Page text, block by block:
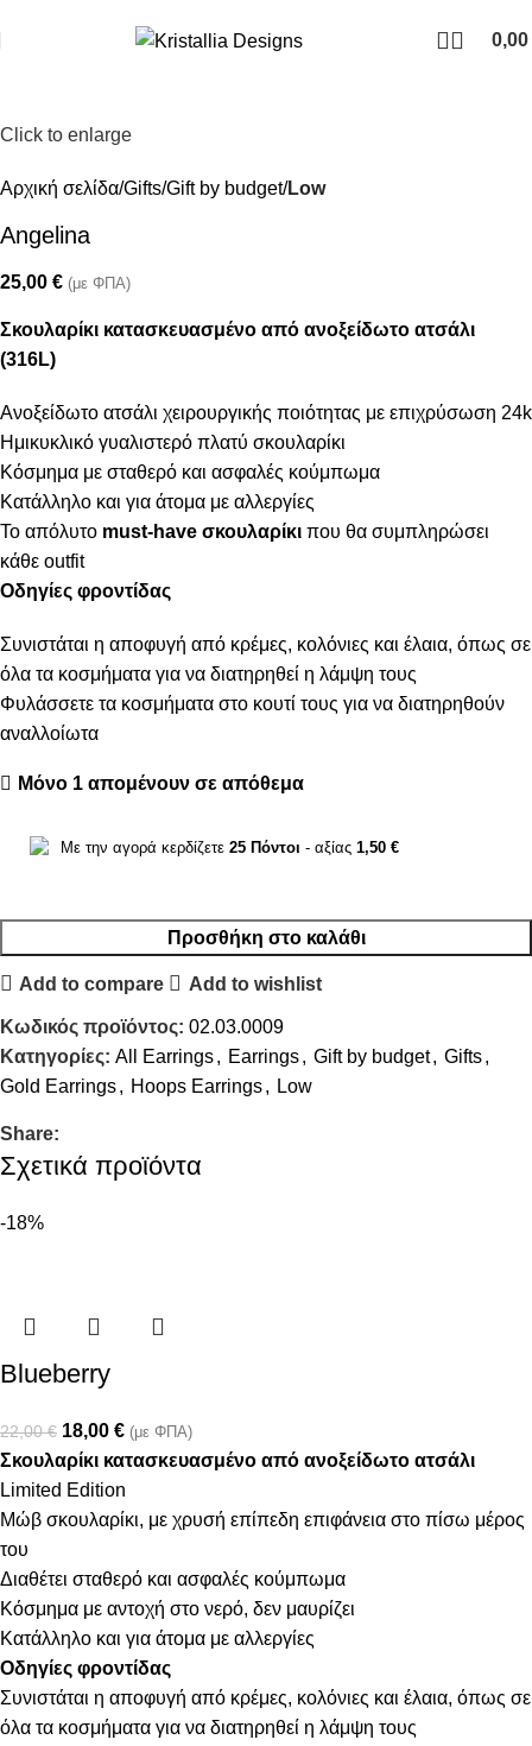
0,00
Click to enlarge
Αρχική σελίδα Gifts Gift by budget Low
Angelina
25,00 € (με ΦΠΑ)
Σκουλαρίκι κατασκευασμένο από ανοξείδωτο ατσάλι
(316L)
Ανοξείδωτο ατσάλι χειρουργικής ποιότητας με επιχρύσωση 24k
Ημικυκλικό γυαλιστερό πλατύ σκουλαρίκι
Κόσμημα με σταθερό και ασφαλές κούμπωμα
Κατάλληλο και για άτομα με αλλεργίες
Το απόλυτο must-have σκουλαρίκι που θα συμπληρώσει
κάθε outfit
Οδηγίες φροντίδας
Συνιστάται η αποφυγή από κρέμες, κολόνιες και έλαια, όπως σε
όλα τα κοσμήματα για να διατηρηθεί η λάμψη τους
Φυλάσσετε τα κοσμήματα στο κουτί τους για να διατηρηθούν
αναλλοίωτα
Μόνο 1 απομένουν σε απόθεμα
Με την αγορά κερδίζετε 25 Πόντοι - αξίας 1,50 €
Προσθήκη στο καλάθι
Add to compare Add to wishlist
Κωδικός προϊόντος: 02.03.0009
Κατηγορίες: All Earrings, Earrings, Gift by budget, Gifts,
Gold Earrings, Hoops Earrings, Low
Share:
Σχετικά προϊόντα
-18%
Blueberry
22,00€ 18,00 € (με ΦΠΑ)
Σκουλαρίκι κατασκευασμένο από ανοξείδωτο ατσάλι
Limited Edition
Μώβ σκουλαρίκι, με χρυσή επίπεδη επιφάνεια στο πίσω μέρος
του
Διαθέτει σταθερό και ασφαλές κούμπωμα
Κόσμημα με αντοχή στο νερό, δεν μαυρίζει
Κατάλληλο και για άτομα με αλλεργίες
Οδηγίες φροντίδας
Συνιστάται η αποφυγή από κρέμες, κολόνιες και έλαια, όπως σε
όλα τα κοσμήματα για να διατηρηθεί η λάμψη τους